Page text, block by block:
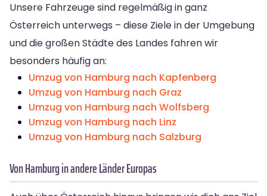
Unsere Fahrzeuge sind regelmäßig in ganz
Österreich unterwegs – diese Ziele in der Umgebung
und die großen Städte des Landes fahren wir
besonders häufig an:
Umzug von Hamburg nach Kapfenberg
Umzug von Hamburg nach Graz
Umzug von Hamburg nach Wolfsberg
Umzug von Hamburg nach Linz
Umzug von Hamburg nach Salzburg
Von Hamburg in andere Länder Europas